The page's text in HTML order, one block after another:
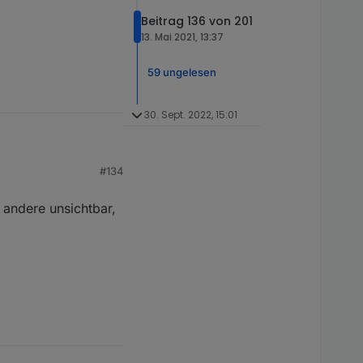
wurde.
aktiviert. In
ratet ihr mir, bei den
auffindbar bzw.
#134
unsichtbar,
Beitrag 136 von 201
13. Mai 2021, 13:37
59 ungelesen
30. Sept. 2022, 15:01